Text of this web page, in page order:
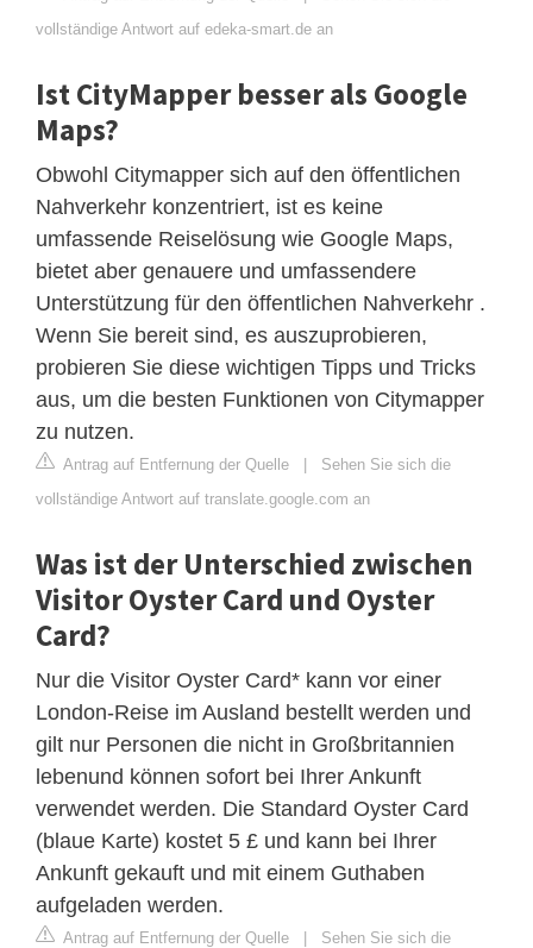
vollständige Antwort auf edeka-smart.de an
Ist CityMapper besser als Google
Maps?
Obwohl Citymapper sich auf den öffentlichen
Nahverkehr konzentriert, ist es keine
umfassende Reiselösung wie Google Maps,
bietet aber genauere und umfassendere
Unterstützung für den öffentlichen Nahverkehr .
Wenn Sie bereit sind, es auszuprobieren,
probieren Sie diese wichtigen Tipps und Tricks
aus, um die besten Funktionen von Citymapper
zu nutzen.
Antrag auf Entfernung der Quelle | Sehen Sie sich die
vollständige Antwort auf translate.google.com an
Was ist der Unterschied zwischen
Visitor Oyster Card und Oyster
Card?
Nur die Visitor Oyster Card* kann vor einer
London-Reise im Ausland bestellt werden und
gilt nur Personen die nicht in Großbritannien
lebenund können sofort bei Ihrer Ankunft
verwendet werden. Die Standard Oyster Card
(blaue Karte) kostet 5 £ und kann bei Ihrer
Ankunft gekauft und mit einem Guthaben
aufgeladen werden.
Antrag auf Entfernung der Quelle | Sehen Sie sich die